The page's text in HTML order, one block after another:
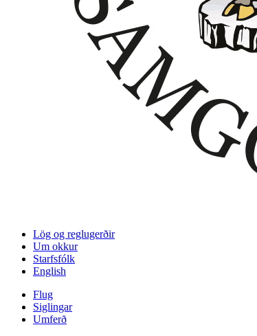
Lög og reglugerðir
Um okkur
Starfsfólk
English
Flug
Siglingar
Umferð